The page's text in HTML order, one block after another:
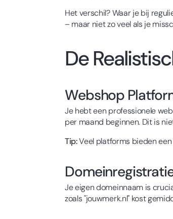
Het verschil? Waar je bij
– maar niet zo veel als je
De
Webshop
Je hebt een professionele
per maand beginnen. Dit is
Tip:Veel platforms bieden
Je eigen domeinnaam is
zoals "jouwmerk.nl" kost